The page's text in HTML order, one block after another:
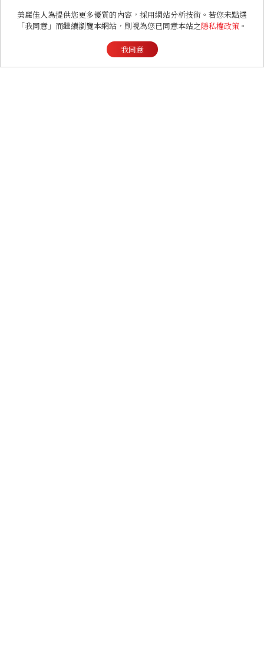
美麗佳人為提供您更多優質的內容，採用網站分析技術。若您未點選
「我同意」而繼續瀏覽本網站，則視為您已同意本站之隱私權政策 。
我同意